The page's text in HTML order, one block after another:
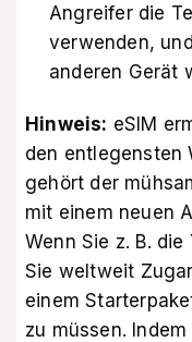
Angreifer die
verwenden,
anderen Gerät
Hinweis: eSIM
den entlegensten
gehört der
mit einem neuen
Wenn Sie z. B.
Sie weltweit
einem
zu müssen.